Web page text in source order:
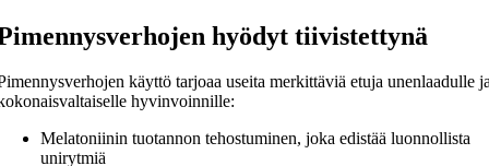
hyödyt tiivistettynä
käyttö tarjoaa useita merkittäviä etuja unenlaadulle
hyvinvoinnille:
Melatoniinin tuotannon tehostuminen, joka edistää luonnollista
unirytmiä